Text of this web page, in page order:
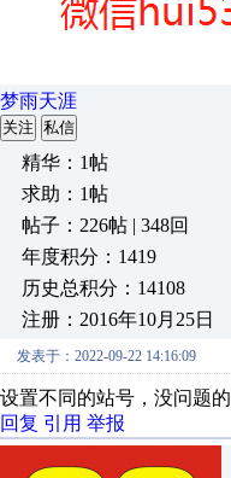
梦雨天涯
关注 私信
精华：1帖
求助：1帖
帖子：226帖 | 348回
年度积分：1419
历史总积分：14108
注册：2016年10月25日
发表于：2022-09-22 14:16:09
设置不同的站号，没问题的
回复 引用 举报